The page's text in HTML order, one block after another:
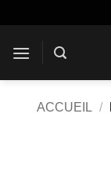
contenu
ACCUEIL /